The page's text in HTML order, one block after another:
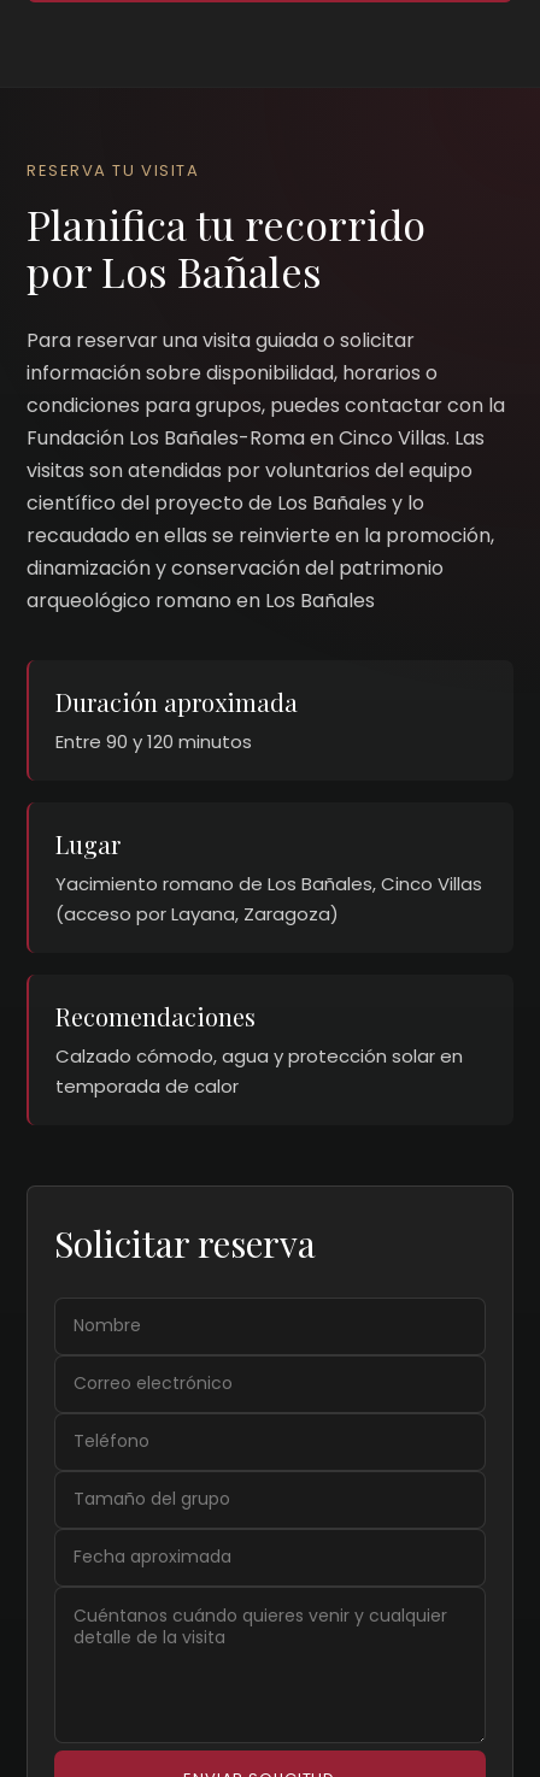
RESERVA TU VISITA
Planifica tu recorrido
por Los Bañales
Para reservar una visita guiada o solicitar
información sobre disponibilidad, horarios o
condiciones para grupos, puedes contactar con la
Fundación Los Bañales-Roma en Cinco Villas. Las
visitas son atendidas por voluntarios del equipo
científico del proyecto de Los Bañales y lo
recaudado en ellas se reinvierte en la promoción,
dinamización y conservación del patrimonio
arqueológico romano en Los Bañales
Duración aproximada
Entre 90 y 120 minutos
Lugar
Yacimiento romano de Los Bañales, Cinco Villas
(acceso por Layana, Zaragoza)
Recomendaciones
Calzado cómodo, agua y protección solar en
temporada de calor
Solicitar reserva